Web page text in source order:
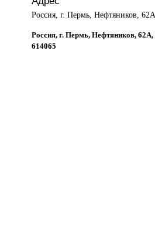
Россия, г. Пермь, Нефтяников, 62А
Россия, г. Пермь, Нефтяников,
614065